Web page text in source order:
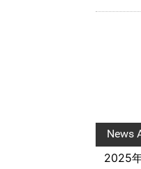
News
2025